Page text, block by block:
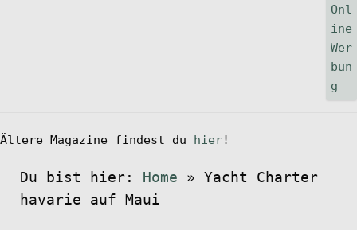
Ältere Magazine findest du hier!
Du bist hier: Home » Yacht Charter
havarie auf Maui